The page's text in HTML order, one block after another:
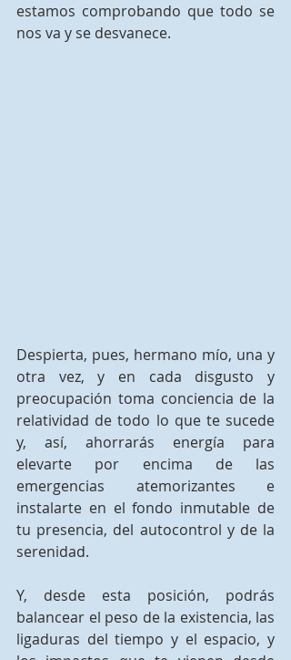
estamos comprobando que todo se
nos va y se desvanece.
Despierta, pues, hermano mío, una y
otra vez, y en cada disgusto y
preocupación toma conciencia de la
relatividad de todo lo que te sucede
y, así, ahorrarás energía para
elevarte por encima de las
emergencias atemorizantes e
instalarte en el fondo inmutable de
tu presencia, del autocontrol y de la
serenidad.
Y, desde esta posición, podrás
balancear el peso de la existencia, las
ligaduras del tiempo y el espacio, y